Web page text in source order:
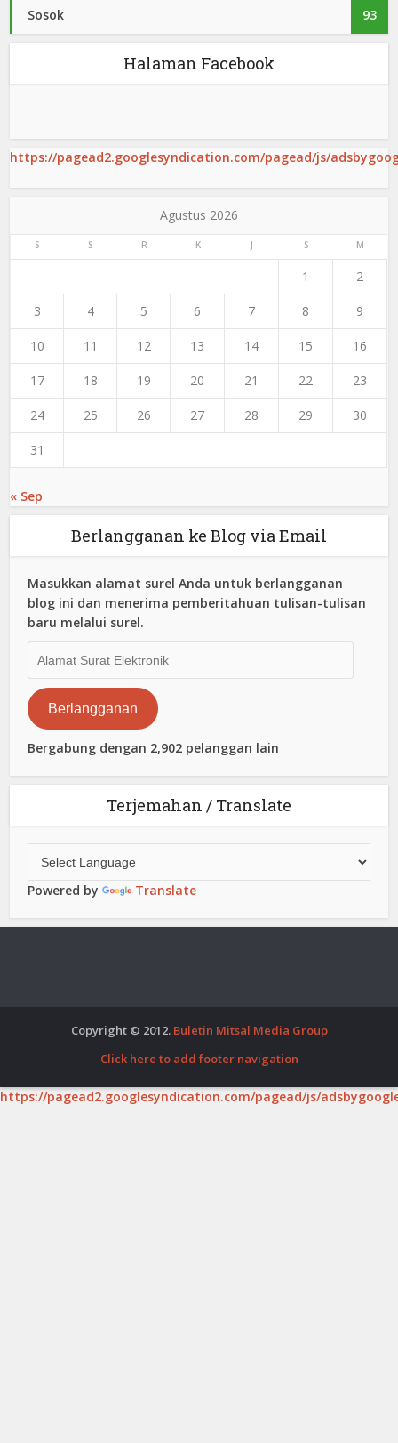
Sosok 93
Halaman Facebook
https://pagead2.googlesyndication.com/pagead/js/
Agustus 2026
S S R K J S M
1 2
3 4 5 6 7 8 9
10 11 12 13 14 15 16
17 18 19 20 21 22 23
24 25 26 27 28 29 30
31
« Sep
Berlangganan ke Blog via Email
Masukkan alamat surel Anda untuk berlangganan
blog ini dan menerima pemberitahuan tulisan-tulisan
baru melalui surel.
Surat
Elektronik
Berlangganan
Bergabung dengan 2,902 pelanggan lain
Terjemahan / Translate
Powered by Translate
Copyright © 2012. Buletin Mitsal Media Group
Click here to add footer navigation
https://pagead2.googlesyndication.com/pagead/js/